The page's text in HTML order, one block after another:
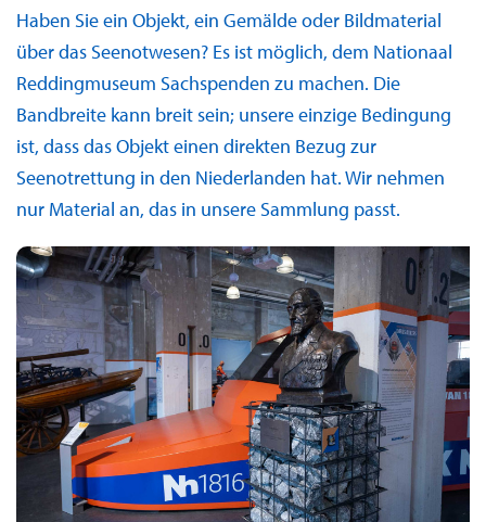
Haben Sie ein Objekt, ein Gemälde oder Bildmaterial
über das Seenotwesen? Es ist möglich, dem Nationaal
Reddingmuseum Sachspenden zu machen. Die
Bandbreite kann breit sein; unsere einzige Bedingung
ist, dass das Objekt einen direkten Bezug zur
Seenotrettung in den Niederlanden hat. Wir nehmen
nur Material an, das in unsere Sammlung passt.